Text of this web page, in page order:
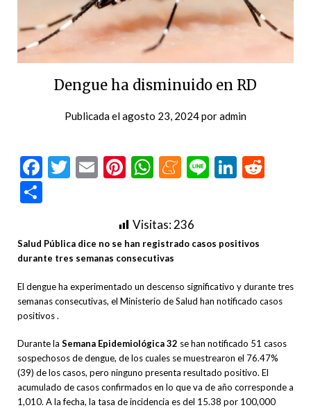
Dengue ha disminuido en RD
Publicada elagosto 23, 2024poradmin
Facebook
Twitter
EmailPinterest
WhatsApp
Meneame
Line
Visitas:236
Salud Pública dice no se han registrado casos positivos
durante tres semanas consecutivas
El dengue ha experimentado un descenso significativo y durante tres
semanas consecutivas, el Ministerio de Salud han notificado casos
positivos .
Durante la Semana Epidemiológica 32 se han notificado 51 casos
sospechosos de dengue, de los cuales se muestrearon el 76.47%
(39) de los casos, pero ninguno presenta resultado positivo. El
acumulado de casos confirmados en lo que va de año corresponde a
1,010. A la fecha, la tasa de incidencia es del 15.38 por 100,000